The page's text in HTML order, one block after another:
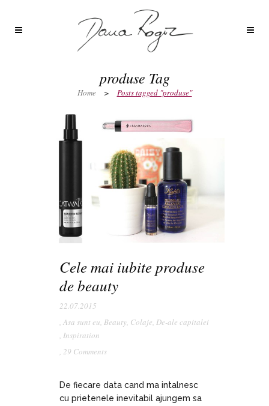
produse Tag
Home > Posts tagged "produse"
Cele mai iubite produse
de beauty
22.07.2015
, Asa sunt eu, Beauty, Colaje, De-ale capitalei
, Inspiration
, 29 Comments
De fiecare data cand ma intalnesc
cu prietenele inevitabil ajungem sa